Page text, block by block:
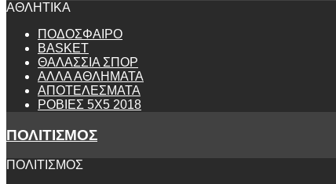
ΑΘΛΗΤΙΚΑ
ΠΟΔΟΣΦΑΙΡΟ
BASKET
ΘΑΛΑΣΣΙΑ ΣΠΟΡ
ΑΛΛΑ ΑΘΛΗΜΑΤΑ
ΑΠΟΤΕΛΕΣΜΑΤΑ
ΡΟΒΙΕΣ 5Χ5 2018
ΠΟΛΙΤΙΣΜΟΣ
ΠΟΛΙΤΙΣΜΟΣ